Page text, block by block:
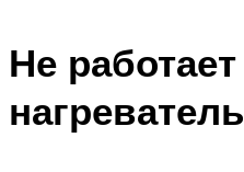
Не работает
нагреватель